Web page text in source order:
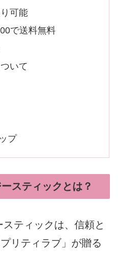
可能
で送料無料
いて
プ
スティックとは？
ティックは、信頼と
リティラブ」が贈る